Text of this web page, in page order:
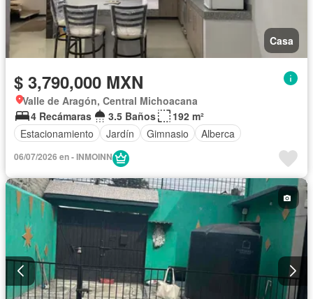
Casa
$ 3,790,000 MXN
Valle de Aragón, Central Michoacana
4 Recámaras
3.5 Baños
192 m²
Estacionamiento
Jardín Gimnasio Alberca
06/07/2026 en - INMOINN